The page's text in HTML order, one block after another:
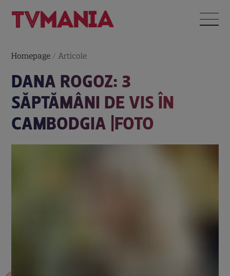
Homepage / Articole
DANA ROGOZ: 3
SĂPTĂMÂNI DE VIS ÎN
CAMBODGIA |FOTO